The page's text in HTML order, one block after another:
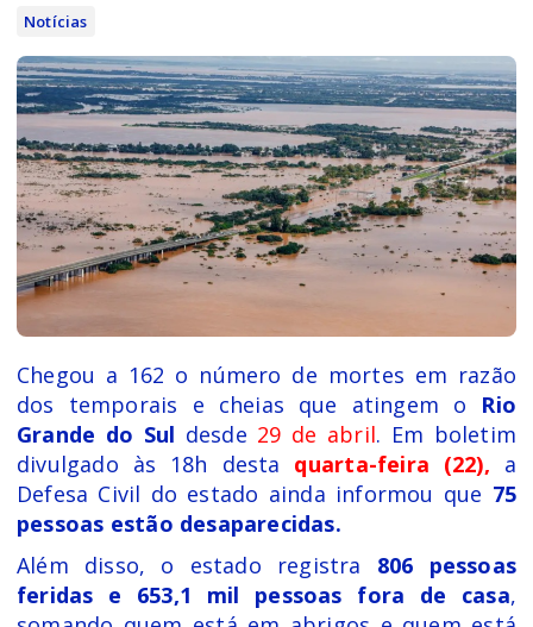
Notícias
Chegou a 162 o número de mortes em razão
dos temporais e cheias que atingem o Rio
Grande do Sul desde 29 de abril. Em boletim
divulgado às 18h desta quarta-feira (22), a
Defesa Civil do estado ainda informou que 75
pessoas estão desaparecidas.
Além disso, o estado registra 806 pessoas
feridas e 653,1 mil pessoas fora de casa,